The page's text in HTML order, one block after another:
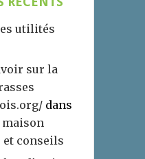
utilités
sur la
dans
maison
et conseils